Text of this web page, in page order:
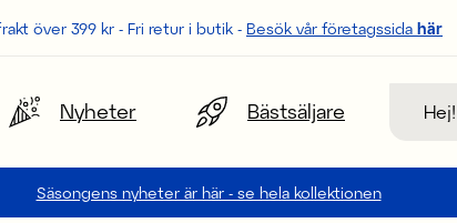
över 399 kr - Fri retur i butik - Besök vår företagssida här
Nyheter Bästsäljare
Säsongens nyheter är här - se hela kollektionen